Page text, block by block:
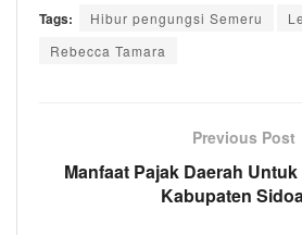
Tags: Hibur pengungsi Semeru
Rebecca Tamara
Previous Post
Manfaat Pajak Daerah
Kabupaten